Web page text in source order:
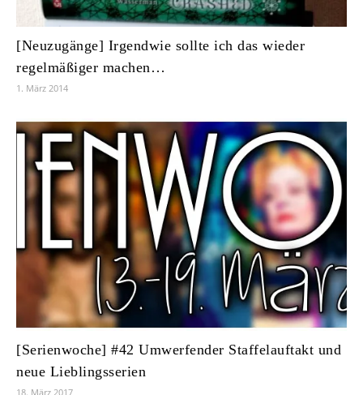
[Neuzugänge] Irgendwie sollte ich das wieder
regelmäßiger machen…
1. März 2014
[Serienwoche] #42 Umwerfender Staffelauftakt und
neue Lieblingsserien
18. März 2017